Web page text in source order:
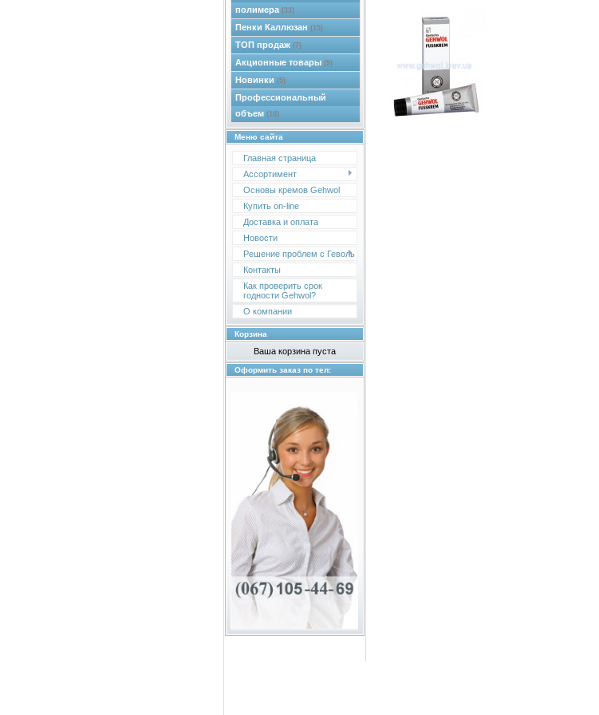
полимера (33)
Пенки Каллюзан (15)
ТОП продаж (7)
Акционные товары (9)
Новинки (5)
Профессиональный
объем (18)
Меню сайта
Главная страница
Ассортимент
Основы кремов Gehwol
Купить on-line
Доставка и оплата
Новости
Решение проблем с Геволь
Контакты
Как проверить срок
годности Gehwol?
О компании
Корзина
Ваша корзина пуста
Оформить заказ по тел: